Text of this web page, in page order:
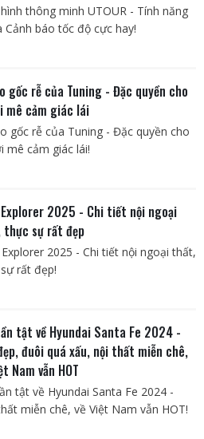
thông minh UTOUR - Tính năng
báo tốc độ cực hay!
gốc rễ của Tuning - Đặc quyền cho
mê cảm giác lái
gốc rễ của Tuning - Đặc quyền cho
mê cảm giác lái!
2025 - Chi tiết nội ngoại
sự rất đẹp
2025 - Chi tiết nội ngoại thất,
rất đẹp!
tật về Hyundai Santa Fe 2024 -
đuôi quá xấu, nội thất miễn chê,
Nam vẫn HOT
tật về Hyundai Santa Fe 2024 -
miễn chê, về Việt Nam vẫn HOT!